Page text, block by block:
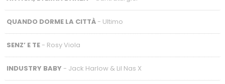
QUANDO DORME LA CITTÀ- Ultimo
SENZ’ E TE- Rosy Viola
INDUSTRY BABY - Jack Harlow & Lil Nas X